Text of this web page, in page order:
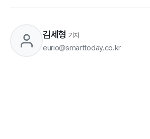
김세형 기자
eurio@smarttoday.co.kr